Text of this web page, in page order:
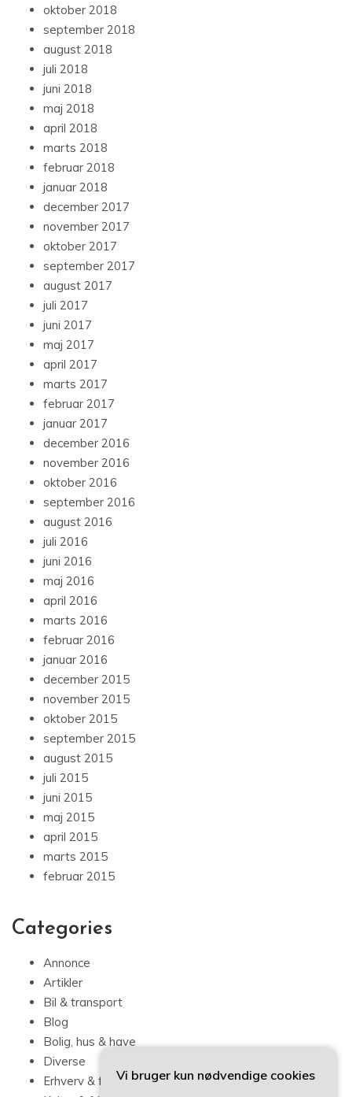
oktober 2018
september 2018
august 2018
juli 2018
juni 2018
maj 2018
april 2018
marts 2018
februar 2018
januar 2018
december 2017
november 2017
oktober 2017
september 2017
august 2017
juli 2017
juni 2017
maj 2017
april 2017
marts 2017
februar 2017
januar 2017
december 2016
november 2016
oktober 2016
september 2016
august 2016
juli 2016
juni 2016
maj 2016
april 2016
marts 2016
februar 2016
januar 2016
december 2015
november 2015
oktober 2015
september 2015
august 2015
juli 2015
juni 2015
maj 2015
april 2015
marts 2015
februar 2015
Categories
Annonce
Artikler
Bil & transport
Blog
Bolig, hus & have
Diverse
Erhverv & forbrugVi bruger kun nødvendige cookies